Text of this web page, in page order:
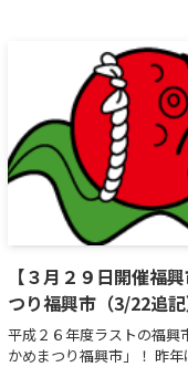
【３月２９日開催福
つり福興市（3/22追記
平成２６年度ラストの福興
かめまつり福興市」！ 昨年